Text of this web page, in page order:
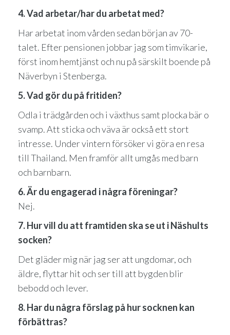
4. Vad arbetar/har du arbetat med?
Har arbetat inom vården sedan början av 70-
talet. Efter pensionen jobbar jag som timvikarie,
först inom hemtjänst och nu på särskilt boende på
Näverbyn i Stenberga.
5. Vad gör du på fritiden?
Odla i trädgården och i växthus samt plocka bär o
svamp. Att sticka och väva är också ett stort
intresse. Under vintern försöker vi göra en resa
till Thailand. Men framför allt umgås med barn
och barnbarn.
6. Är du engagerad i några föreningar?
Nej.
7. Hur vill du att framtiden ska se ut i Näshults
socken?
Det gläder mig när jag ser att ungdomar, och
äldre, flyttar hit och ser till att bygden blir
bebodd och lever.
8. Har du några förslag på hur socknen kan
förbättras?